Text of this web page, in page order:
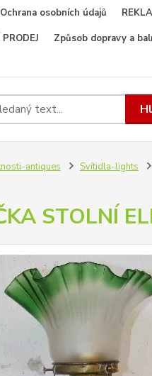
osobních údajů
Způsob dopravy a
antiques Svítidla-lights
STOLNÍ